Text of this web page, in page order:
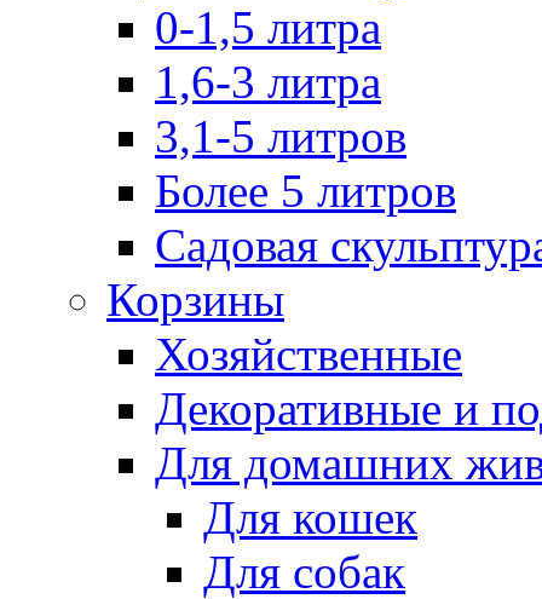
0-1,5 литра
1,6-3 литра
3,1-5 литров
Более 5 литров
Садовая
Корзины
Хозяйственные
Декоративные и
Для домашних
Для кошек
Для собак